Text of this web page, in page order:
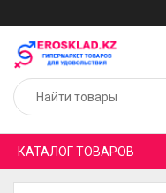
КАТАЛОГ ТОВАРОВ